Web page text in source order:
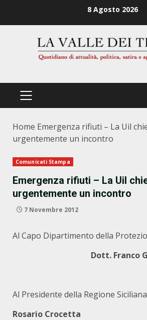
8 Agosto 2026
PRIMÄRES
Home Emergenza rifiuti – La Uil
urgentemente un incontro
Comunicati Stampa
Emergenza rifiuti – La Uil
urgentemente un incontro
7 Novembre 2012
Al Capo Dipartimento della
Dott. Franco
Al Presidente della Regione Siciliana
Rosario Crocetta